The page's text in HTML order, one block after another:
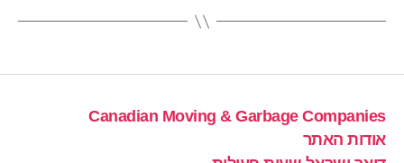
Canadian Moving & Garbage Companies
אודות האתר